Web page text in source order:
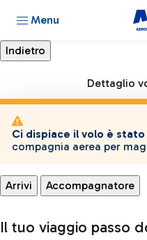
Menu
Dettaglio
Ci dispiace il volo è
compagnia aerea per
Arrivi Accompagnatore
Il tuo viaggio passo